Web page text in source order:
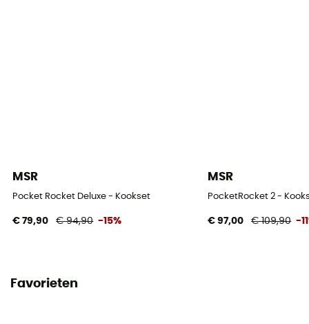
MSR
Pocket Rocket Deluxe - Kookset
€ 79,90 € 94,90 -15%
MSR
PocketRocket 2 -
€ 97,00 € 109,90 -
Favorieten